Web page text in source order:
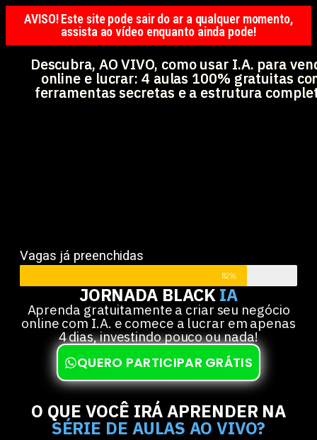
AVISO! Este site pode sair do ar a qualquer momento,
assista ao vídeo enquanto ainda pode!
Descubra, AO VIVO, como usar I.A. para
online e lucrar: 4 aulas 100% gratuitas
ferramentas secretas e a estrutura
Vagas já preenchidas
82%
JORNADA BLACKIA
QUERO PARTICIPAR GRÁTIS
Aprenda gratuitamente a criar seu negócio
online com I.A. e comece a lucrar em apenas
4 dias, investindo pouco ou nada!
O QUE VOCÊ IRÁ APRENDER NA
SÉRIE DE AULAS AO VIVO?